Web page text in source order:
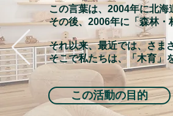
この言葉は、2004年に北海
その後、2006年に「森林
それ以来、最近では、さま
そこで私たちは、「木育」
この活動の目的